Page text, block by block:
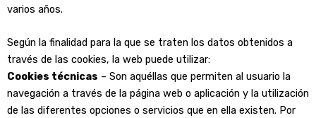
varios años.
Según la finalidad para la que se traten los datos obtenidos a
través de las cookies, la web puede utilizar:
Cookies técnicas – Son aquéllas que permiten al usuario la
navegación a través de la página web o aplicación y la utilización
de las diferentes opciones o servicios que en ella existen. Por